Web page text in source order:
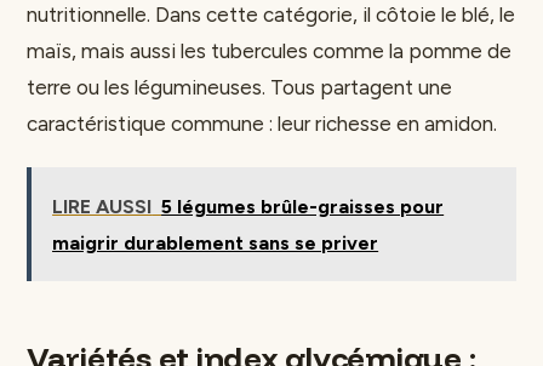
nutritionnelle. Dans cette catégorie, il côtoie le blé, le
maïs, mais aussi les tubercules comme la pomme de
terre ou les légumineuses. Tous partagent une
caractéristique commune : leur richesse en amidon.
LIRE AUSSI 5 légumes brûle-graisses pour
maigrir durablement sans se priver
Variétés et index glycémique :